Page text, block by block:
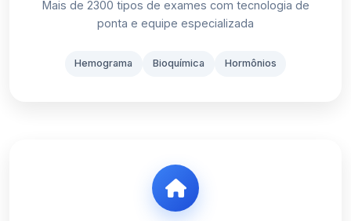
Mais de 2300 tipos de exames com tecnologia de
ponta e equipe especializada
Hemograma Bioquímica Hormônios